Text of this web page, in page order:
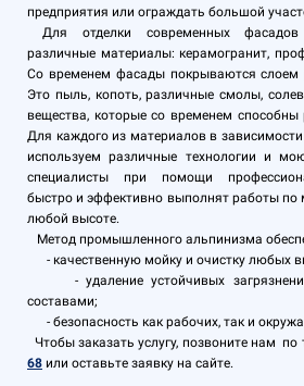
предприятия или ограждать большой
Для отделки современных фасадов
различные материалы: керамогранит,
Со временем фасады покрываются слоем
Это пыль, копоть, различные смолы,
вещества, которые со временем способны
Для каждого из материалов в
используем различные технологии и
специалисты при помощи
быстро и эффективно выполнят работы по
любой высоте.
Метод промышленного альпинизма
- качественную мойку и очистку любых
- удаление устойчивых
составами;
- безопасность как рабочих, так и
Чтобы заказать услугу, позвоните нам по
68 или оставьте заявку на сайте.